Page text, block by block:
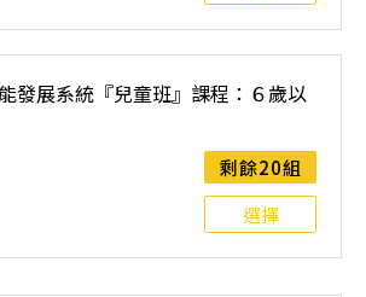
系統性訓練，幫助孩子在挑戰中提升體
為身心發展奠定堅實基礎！
發展系統『兒童班』課程：６歲以
剩餘20組
選擇